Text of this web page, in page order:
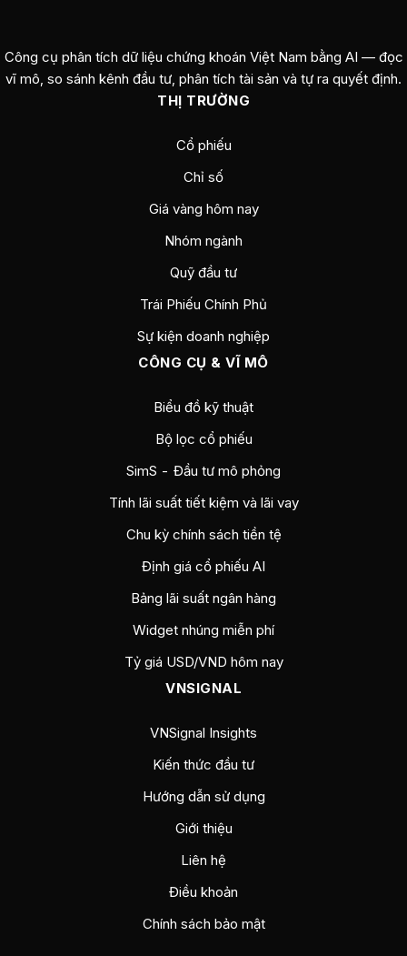
Công cụ phân tích dữ liệu chứng khoán Việt Nam bằng AI — đọc
vĩ mô, so sánh kênh đầu tư, phân tích tài sản và tự ra quyết định.
THỊ TRƯỜNG
Cổ phiếu
Chỉ số
Giá vàng hôm nay
Nhóm ngành
Quỹ đầu tư
Trái Phiếu Chính Phủ
Sự kiện doanh nghiệp
CÔNG CỤ & VĨ MÔ
Biểu đồ kỹ thuật
Bộ lọc cổ phiếu
SimS - Đầu tư mô phỏng
Tính lãi suất tiết kiệm và lãi vay
Chu kỳ chính sách tiền tệ
Định giá cổ phiếu AI
Bảng lãi suất ngân hàng
Widget nhúng miễn phí
Tỷ giá USD/VND hôm nay
VNSIGNAL
VNSignal Insights
Kiến thức đầu tư
Hướng dẫn sử dụng
Giới thiệu
Liên hệ
Điều khoản
Chính sách bảo mật